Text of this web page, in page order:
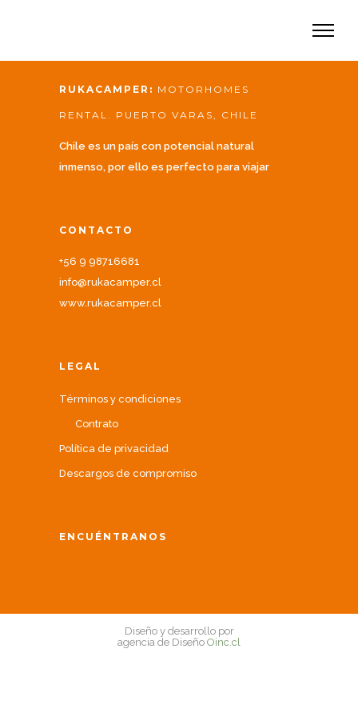
RUKACAMPER: MOTORHOMES
RENTAL. PUERTO VARAS, CHILE
Chile es un país con potencial natural
inmenso, por ello es perfecto para viajar
CONTACTO
+56 9 98716681
info@rukacamper.cl
www.rukacamper.cl
LEGAL
Términos y condiciones
Contrato
Política de privacidad
Descargos de compromiso
ENCUÉNTRANOS
Diseño y desarrollo por
agencia de Diseño Oinc.cl